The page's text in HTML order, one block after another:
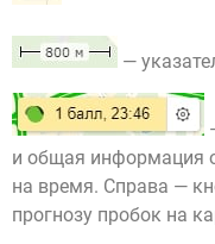
—
и общая информация
на время. Справа —
прогнозу пробок на